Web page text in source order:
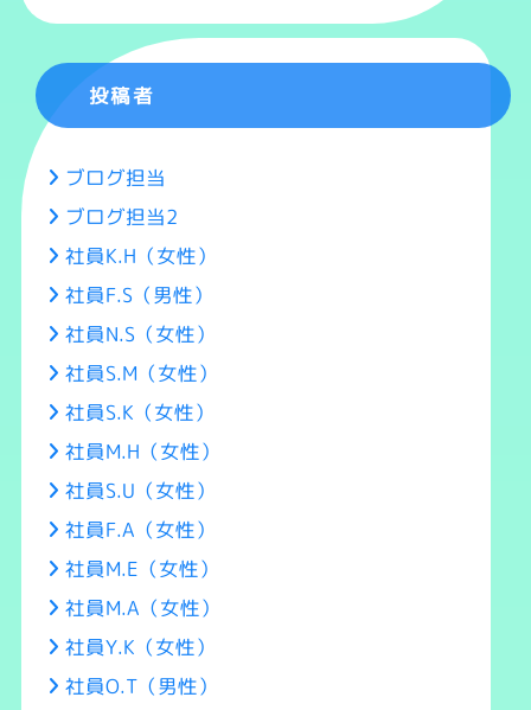
投稿者
ブログ担当
ブログ担当2
社員K.H（女性）
社員F.S（男性）
社員N.S（女性）
社員S.M（女性）
社員S.K（女性）
社員M.H（女性）
社員S.U（女性）
社員F.A（女性）
社員M.E（女性）
社員M.A（女性）
社員Y.K（女性）
社員O.T（男性）